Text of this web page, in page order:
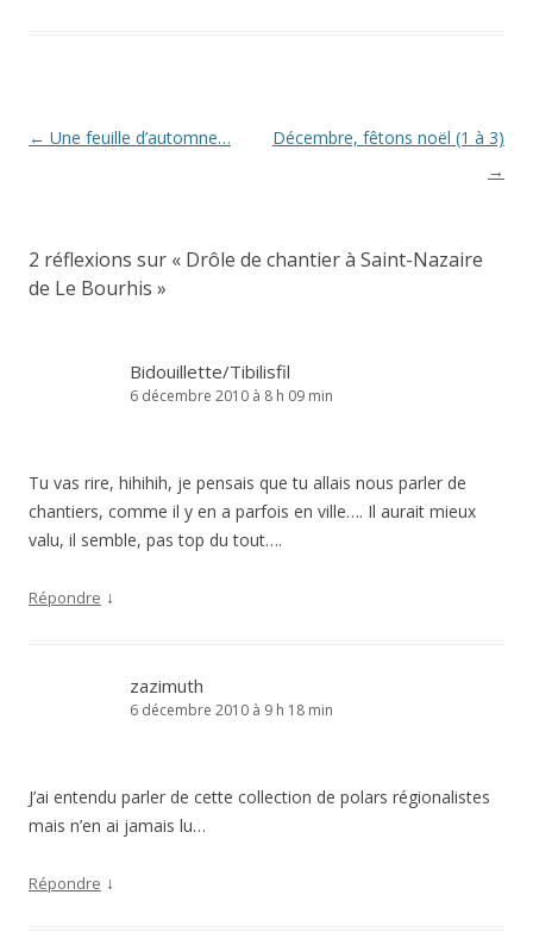
Navigation
← Une feuille d’automne…
Décembre, fêtons noël (1 à 3)
→
2 réflexions sur « Drôle de chantier à Saint-Nazaire
de Le Bourhis »
Bidouillette/Tibilisfil
6 décembre 2010 à 8 h 09 min
Tu vas rire, hihihih, je pensais que tu allais nous parler de
chantiers, comme il y en a parfois en ville…. Il aurait mieux
valu, il semble, pas top du tout….
Répondre ↓
zazimuth
6 décembre 2010 à 9 h 18 min
J’ai entendu parler de cette collection de polars régionalistes
mais n’en ai jamais lu…
Répondre ↓